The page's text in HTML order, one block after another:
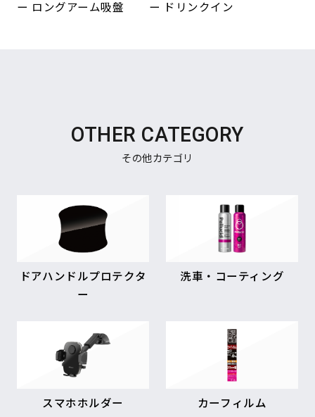
ー ロングアーム吸盤
ー ドリンクイン
OTHER CATEGORY
その他カテゴリ
ドアハンドルプロテクタ
ー
洗車・コーティング
スマホホルダー カーフィルム